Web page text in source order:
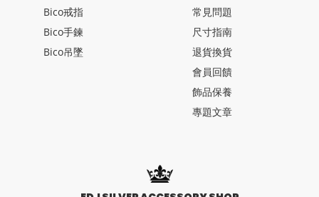
Bico戒指
Bico手鍊
Bico吊墜
常見問題
尺寸指南
退貨換貨
會員回饋
飾品保養
專題文章